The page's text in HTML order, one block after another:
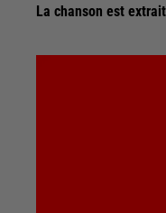
La chanson est